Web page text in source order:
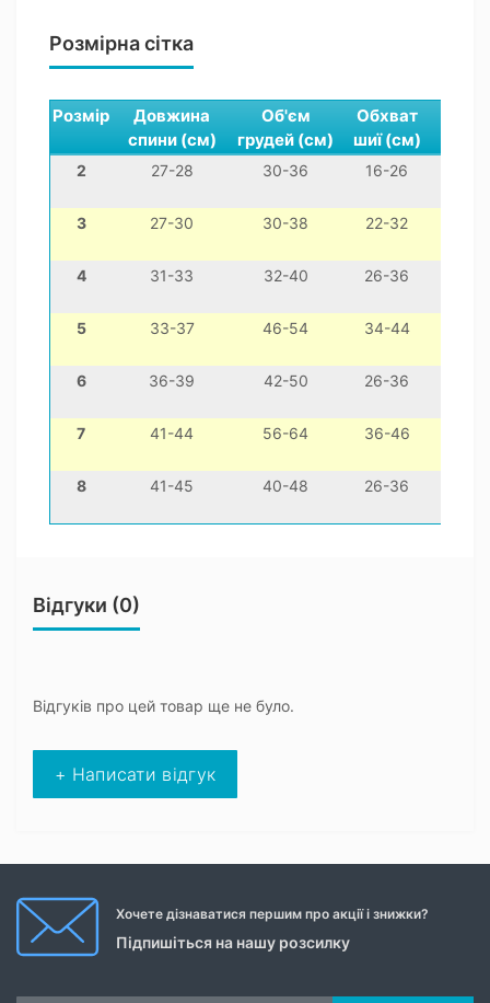
Розмірна сітка
Розмір
Довжина
спини (см)
Об'єм
грудей (см)
Обхват
шиї (см)
2 27-28 30-36 16-26
3 27-30 30-38 22-32
4 31-33 32-40 26-36
5 33-37 46-54 34-44
6 36-39 42-50 26-36
7 41-44 56-64 36-46
8 41-45 40-48 26-36
Відгуки (0)
Відгуків про цей товар ще не було.
+ Написати відгук
Хочете дізнаватися першим про акції і знижки?
Підпишіться на нашу розсилку